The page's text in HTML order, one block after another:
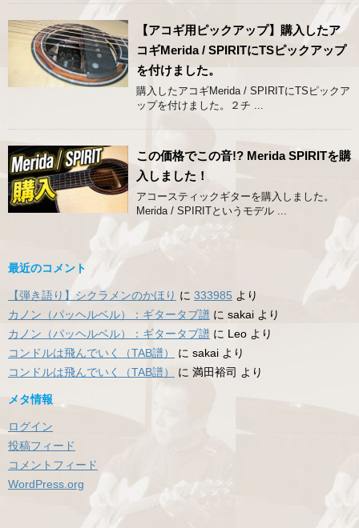
【アコギ用ピックアップ】購入したア
コギMerida / SPIRITにTSピックアップ
を付けました。
購入したアコギMerida / SPIRITにTSピックア
ップを付けました。２チ ...
この価格でこの音!? Merida SPIRITを購
入しました！
アコースティックギターを購入しました。
Merida / SPIRITというモデル ...
最近のコメント
【弾き語り】シクラメンのかほり に 333985 より
カノン（パッヘルベル）：ギタータブ譜 に sakai より
カノン（パッヘルベル）：ギタータブ譜 に Leo より
コンドルは飛んでいく（TAB譜）
に sakai より
コンドルは飛んでいく（TAB譜）
に 満田裕司 より
メタ情報
ログイン
投稿フィード
コメントフィード
WordPress.org